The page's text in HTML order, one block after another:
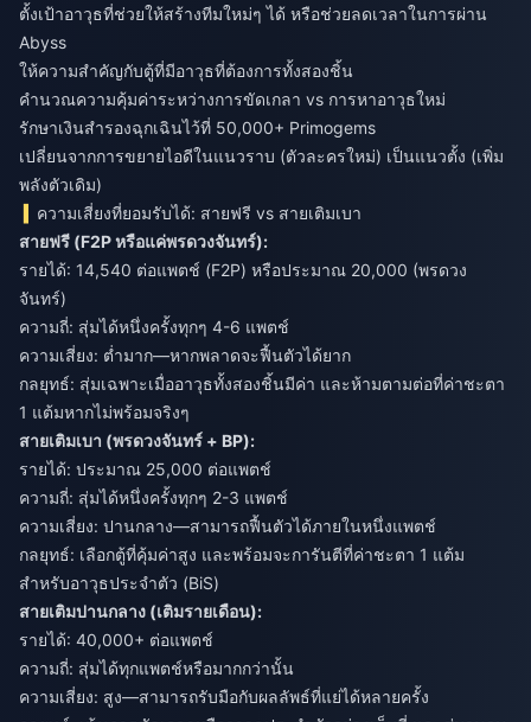
ตั้งเป้าอาวุธที่ช่วยให้สร้างทีมใหม่ๆ ได้ หรือช่วยลดเวลาในการผ่าน
Abyss
ให้ความสำคัญกับตู้ที่มีอาวุธที่ต้องการทั้งสองชิ้น
คำนวณความคุ้มค่าระหว่างการขัดเกลา vs การหาอาวุธใหม่
รักษาเงินสำรองฉุกเฉินไว้ที่ 50,000+ Primogems
เปลี่ยนจากการขยายไอดีในแนวราบ (ตัวละครใหม่) เป็นแนวตั้ง (เพิ่ม
พลังตัวเดิม)
ความเสี่ยงที่ยอมรับได้: สายฟรี vs สายเติมเบา
สายฟรี (F2P หรือแค่พรดวงจันทร์):
รายได้: 14,540 ต่อแพตช์ (F2P) หรือประมาณ 20,000 (พรดวง
จันทร์)
ความถี่: สุ่มได้หนึ่งครั้งทุกๆ 4-6 แพตช์
ความเสี่ยง: ต่ำมาก—หากพลาดจะฟื้นตัวได้ยาก
กลยุทธ์: สุ่มเฉพาะเมื่ออาวุธทั้งสองชิ้นมีค่า และห้ามตามต่อที่ค่าชะตา
1 แต้มหากไม่พร้อมจริงๆ
สายเติมเบา (พรดวงจันทร์ + BP):
รายได้: ประมาณ 25,000 ต่อแพตช์
ความถี่: สุ่มได้หนึ่งครั้งทุกๆ 2-3 แพตช์
ความเสี่ยง: ปานกลาง—สามารถฟื้นตัวได้ภายในหนึ่งแพตช์
กลยุทธ์: เลือกตู้ที่คุ้มค่าสูง และพร้อมจะการันตีที่ค่าชะตา 1 แต้ม
สำหรับอาวุธประจำตัว (BiS)
สายเติมปานกลาง (เติมรายเดือน):
รายได้: 40,000+ ต่อแพตช์
ความถี่: สุ่มได้ทุกแพตช์หรือมากกว่านั้น
ความเสี่ยง: สูง—สามารถรับมือกับผลลัพธ์ที่แย่ได้หลายครั้ง